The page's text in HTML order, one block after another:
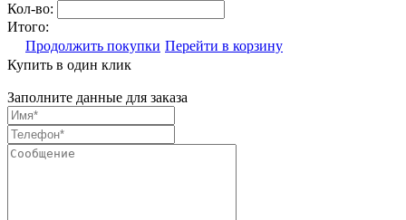
Кол-во:
Итого:
Продолжить покупки Перейти в корзину
Купить в один клик
Заполните данные для заказа